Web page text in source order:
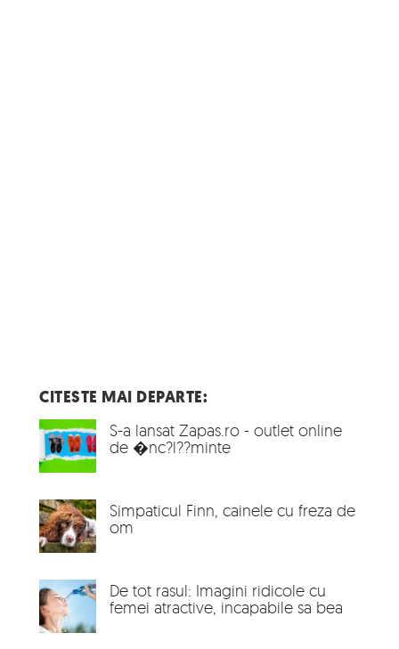
CITESTE MAI DEPARTE:
S-a lansat Zapas.ro - outlet online
de �nc?l??minte
Simpaticul Finn, cainele cu freza de
om
De tot rasul: Imagini ridicole cu
femei atractive, incapabile sa bea